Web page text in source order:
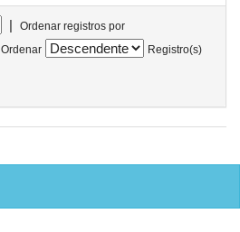
|
Ordenar registros por
Ordenar
Registro(s)